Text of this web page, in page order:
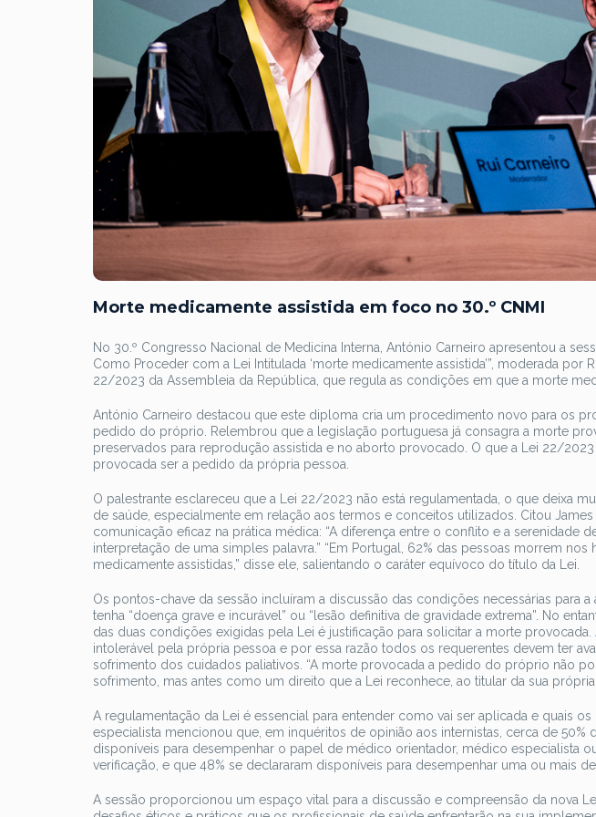
Morte medicamente assistida em foco no 30.º CNMI
No 30.º Congresso Nacional de Medicina Interna, António Carneiro apresentou a
Como Proceder com a Lei Intitulada ‘morte medicamente assistida’”, moderada por
22/2023 da Assembleia da República, que regula as condições em que a morte
António Carneiro destacou que este diploma cria um procedimento novo para os
pedido do próprio. Relembrou que a legislação portuguesa já consagra a morte
preservados para reprodução assistida e no aborto provocado. O que a Lei 22/
provocada ser a pedido da própria pessoa.
O palestrante esclareceu que a Lei 22/2023 não está regulamentada, o que deixa
de saúde, especialmente em relação aos termos e conceitos utilizados. Citou
comunicação eficaz na prática médica: “A diferença entre o conflito e a serenidade
interpretação de uma simples palavra.” “Em Portugal, 62% das pessoas morrem
medicamente assistidas,” disse ele, salientando o caráter equívoco do título da Lei.
Os pontos-chave da sessão incluíram a discussão das condições necessárias para
tenha “doença grave e incurável” ou “lesão definitiva de gravidade extrema”. No
das duas condições exigidas pela Lei é justificação para solicitar a morte
intolerável pela própria pessoa e por essa razão todos os requerentes devem ter
sofrimento dos cuidados paliativos. “A morte provocada a pedido do próprio não
sofrimento, mas antes como um direito que a Lei reconhece, ao titular da sua própria
A regulamentação da Lei é essencial para entender como vai ser aplicada e quais
especialista mencionou que, em inquéritos de opinião aos internistas, cerca de 50%
disponíveis para desempenhar o papel de médico orientador, médico especialista
verificação, e que 48% se declararam disponíveis para desempenhar uma ou mais
A sessão proporcionou um espaço vital para a discussão e compreensão da nova